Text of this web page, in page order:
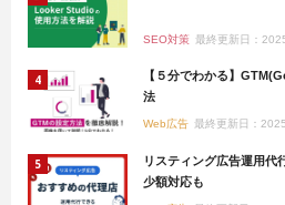
SEO対策 最終更新日：
【５分でわかる】
法
Web広告 最終更新日：
リスティング広告運用代
少額対応も